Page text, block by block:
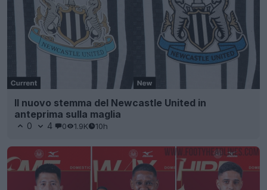
Il nuovo stemma del Newcastle United in
anteprima sulla maglia
0 4 0 1.9K 10h